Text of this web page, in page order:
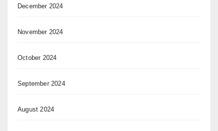
December 2024
November 2024
October 2024
September 2024
August 2024